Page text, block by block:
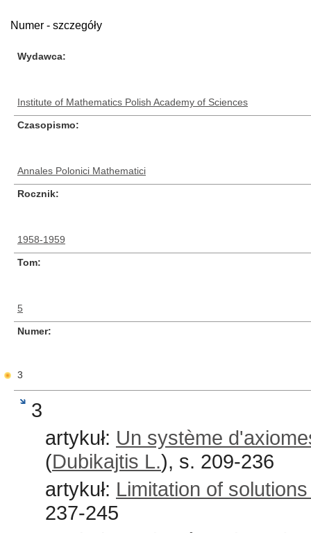
Numer - szczegóły
Wydawca
Institute of Mathematics Polish Academy of Sciences
Czasopismo
Annales Polonici Mathematici
Rocznik
1958-1959
Tom
5
Numer
3
3
artykuł: Un système
(Dubikajtis L.), s. 209-236
artykuł: Limitation of
237-245